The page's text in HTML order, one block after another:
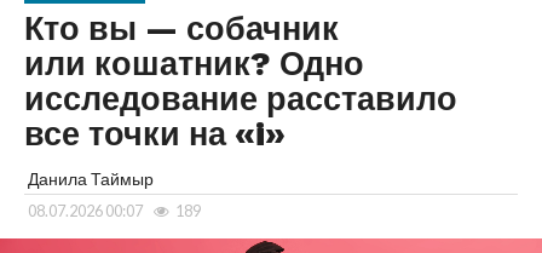
Кто вы — собачник
или кошатник? Одно
исследование расставило
все точки на «i»
Данила Таймыр
08.07.2026 00:07 189